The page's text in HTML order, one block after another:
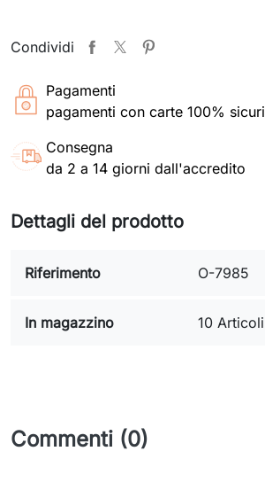
Condividi
Pagamenti
pagamenti con carte 100% sicuri
Consegna
da 2 a 14 giorni dall'accredito
Dettagli del prodotto
Riferimento O-7985
In magazzino 10 Articoli
Commenti (0)